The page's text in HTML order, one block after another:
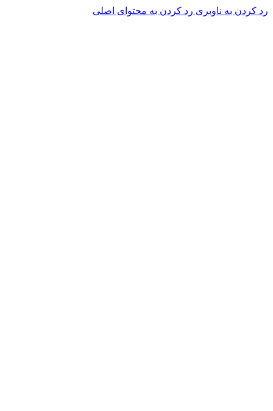
رد کردن به ناوبری رد کردن به محتوای اصلی